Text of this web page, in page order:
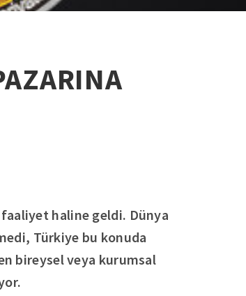
haline geldi. Dünya
Türkiye bu konuda
bireysel veya kurumsal